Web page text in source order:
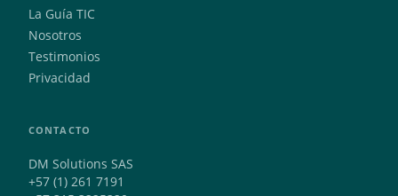
La Guía TIC
Nosotros
Testimonios
Privacidad
CONTACTO
DM Solutions SAS
+57 (1) 261 7191